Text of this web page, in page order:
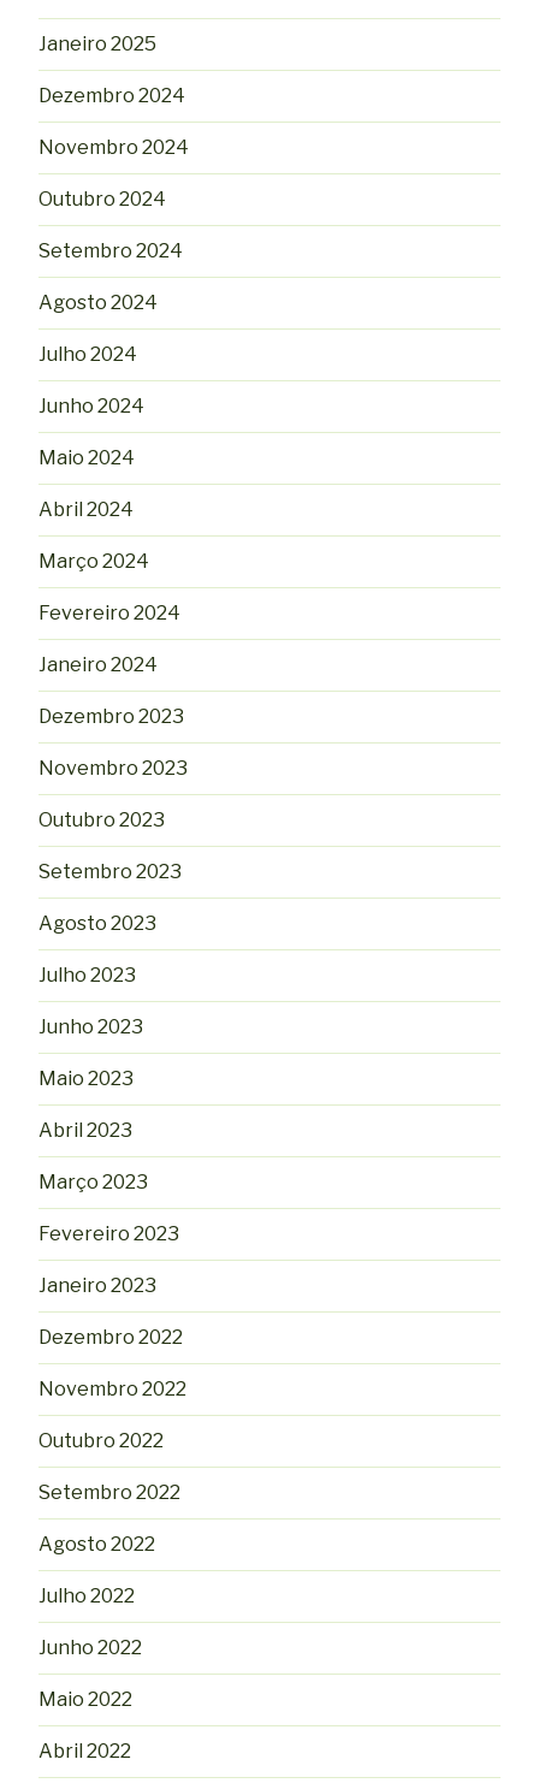
Janeiro 2025
Dezembro 2024
Novembro 2024
Outubro 2024
Setembro 2024
Agosto 2024
Julho 2024
Junho 2024
Maio 2024
Abril 2024
Março 2024
Fevereiro 2024
Janeiro 2024
Dezembro 2023
Novembro 2023
Outubro 2023
Setembro 2023
Agosto 2023
Julho 2023
Junho 2023
Maio 2023
Abril 2023
Março 2023
Fevereiro 2023
Janeiro 2023
Dezembro 2022
Novembro 2022
Outubro 2022
Setembro 2022
Agosto 2022
Julho 2022
Junho 2022
Maio 2022
Abril 2022